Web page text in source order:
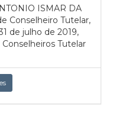
ISMAR DA
Conselheiro Tutelar,
de julho de 2019,
Tutelar